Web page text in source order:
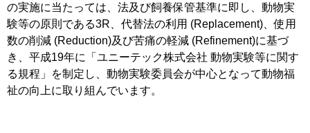
の実施に当たっては、法及び飼養保管基準に即し、動物実
験等の原則である3R、代替法の利用 (Replacement)、使用
数の削減 (Reduction)及び苦痛の軽減 (Refinement)に基づ
き、平成19年に「ユニーテック株式会社 動物実験等に関す
る規程」を制定し、動物実験委員会が中心となって動物福
祉の向上に取り組んでいます。